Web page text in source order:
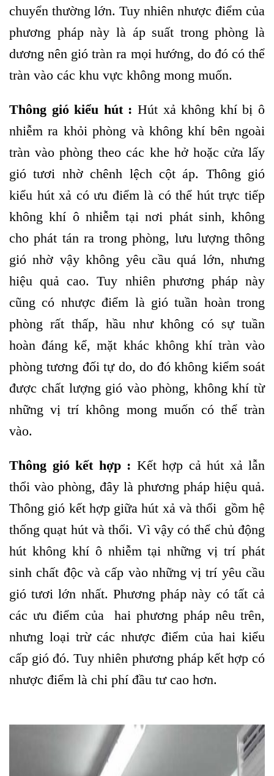
chuyển thường lớn. Tuy nhiên nhược điểm của
phương pháp này là áp suất trong phòng là
dương nên gió tràn ra mọi hướng, do đó có thể
tràn vào các khu vực không mong muốn.
Thông gió kiểu hút : Hút xả không khí bị ô
nhiễm ra khỏi phòng và không khí bên ngoài
tràn vào phòng theo các khe hở hoặc cửa lấy
gió tươi nhờ chênh lệch cột áp. Thông gió
kiểu hút xả có ưu điểm là có thể hút trực tiếp
không khí ô nhiễm tại nơi phát sinh, không
cho phát tán ra trong phòng, lưu lượng thông
gió nhờ vậy không yêu cầu quá lớn, nhưng
hiệu quả cao. Tuy nhiên phương pháp này
cũng có nhược điểm là gió tuần hoàn trong
phòng rất thấp, hầu như không có sự tuần
hoàn đáng kể, mặt khác không khí tràn vào
phòng tương đối tự do, do đó không kiểm soát
được chất lượng gió vào phòng, không khí từ
những vị trí không mong muốn có thể tràn
vào.
Thông gió kết hợp : Kết hợp cả hút xả lẫn
thổi vào phòng, đây là phương pháp hiệu quả.
Thông gió kết hợp giữa hút xả và thổi gồm hệ
thống quạt hút và thổi. Vì vậy có thể chủ động
hút không khí ô nhiễm tại những vị trí phát
sinh chất độc và cấp vào những vị trí yêu cầu
gió tươi lớn nhất. Phương pháp này có tất cả
các ưu điểm của hai phương pháp nêu trên,
nhưng loại trừ các nhược điểm của hai kiểu
cấp gió đó. Tuy nhiên phương pháp kết hợp có
nhược điểm là chi phí đầu tư cao hơn.